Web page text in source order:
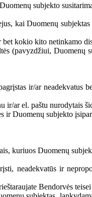
subjekto
kai Duomenų
bet kokio kito netinkamo
(pavyzdžiui, Duomenų
ir/ar neadekvatus
ir/ar el. paštu nurodytais
Duomenų subjekto
kuriuos Duomenų
neadekvatūs ir
Bendorvės